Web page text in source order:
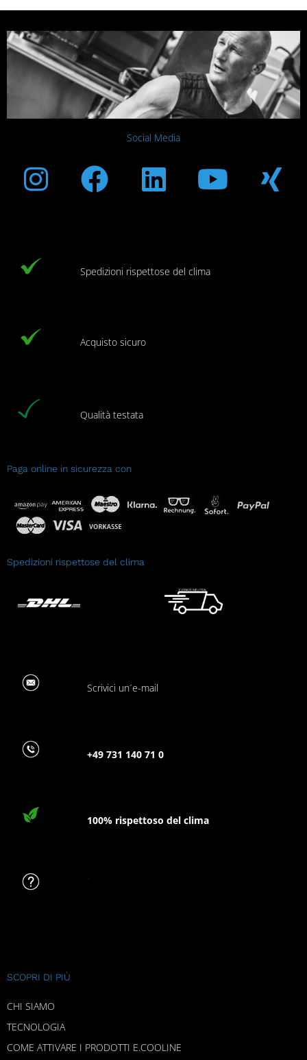
Social Media
Instagram
Facebook
Linkedin
Spedizioni rispettose del clima
Acquisto sicuro
Qualità testata
Paga online in sicurezza con
Spedizioni rispettose del clima
Scrivici un´e-mail
+49 731 140 71 0
100% rispettoso del clima
SCOPRI DI PIÙ
CHI SIAMO
TECNOLOGIA
COME ATTIVARE I PRODOTTI E.COOLINE